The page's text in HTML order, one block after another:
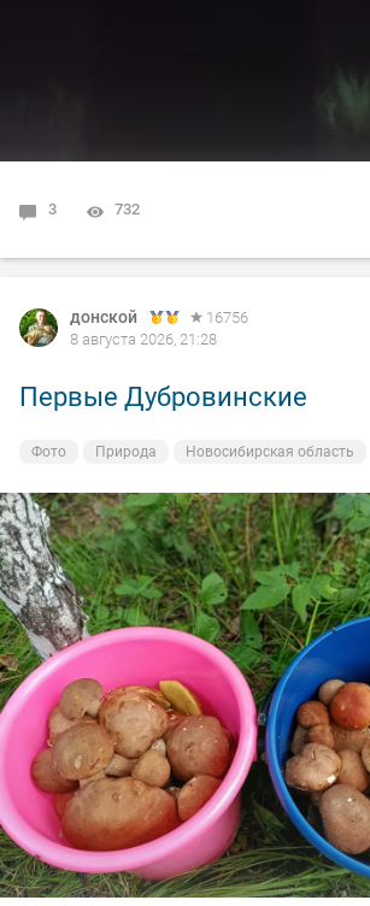
3 732
донской
16756
8 августа 2026, 21:28
Первые Дубровинские
Фото Природа Новосибирская область